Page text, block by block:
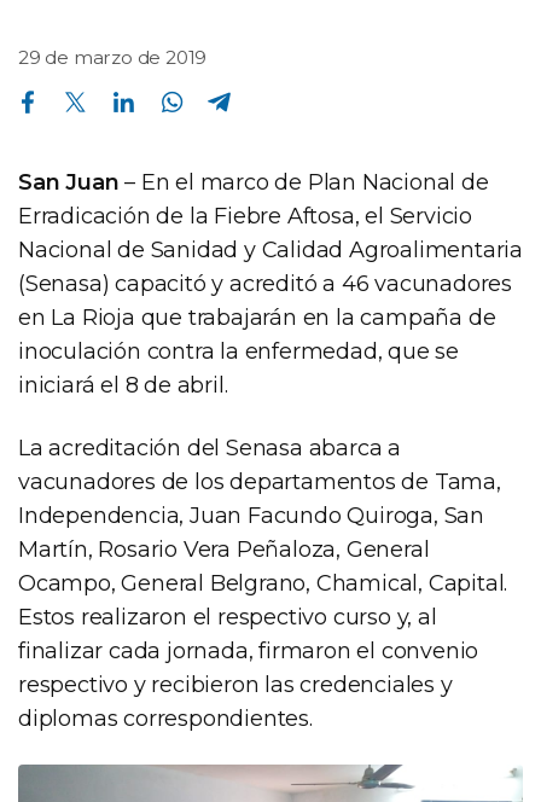
29 de marzo de 2019
Compartir en Facebook Compartir en Twitter Compartir en Linkedin Compartir en Whatsapp
San Juan – En el marco de Plan Nacional de
Erradicación de la Fiebre Aftosa, el Servicio
Nacional de Sanidad y Calidad Agroalimentaria
(Senasa) capacitó y acreditó a 46 vacunadores
en La Rioja que trabajarán en la campaña de
inoculación contra la enfermedad, que se
iniciará el 8 de abril.
La acreditación del Senasa abarca a
vacunadores de los departamentos de Tama,
Independencia, Juan Facundo Quiroga, San
Martín, Rosario Vera Peñaloza, General
Ocampo, General Belgrano, Chamical, Capital.
Estos realizaron el respectivo curso y, al
finalizar cada jornada, firmaron el convenio
respectivo y recibieron las credenciales y
diplomas correspondientes.